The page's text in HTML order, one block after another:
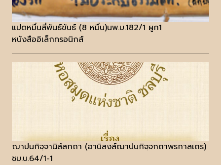
แปดหมื่นสี่พันธ์ขันธ์ (8 หมื่น)นพ.บ.182/1 ผูก1
หนังสืออิเล็กทรอนิกส์
ฌาปนกิจฺจานิสํสกถา (อานิสงส์ฌาปนกิจฺจกถาพรกาลเถร)
ชบ.บ.64/1-1